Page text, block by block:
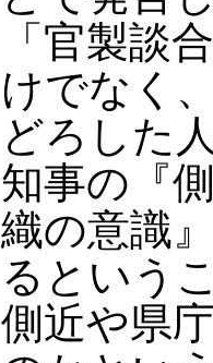
「官製談
けでなく
どろした
知事の『
織の意識
るという
側近や県